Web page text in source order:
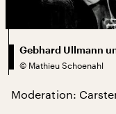
Gebhard Ullmann
© Mathieu Schoenahl
Moderation: